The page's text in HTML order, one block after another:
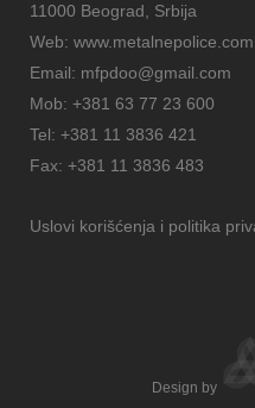
11000 Beograd, Srbija
Web: www.metalnepolice.com
Email: mfpdoo@gmail.com
Mob: +381 63 77 23 600
Tel: +381 11 3836 421
Fax: +381 11 3836 483
Uslovi korišćenja i politika
Design by